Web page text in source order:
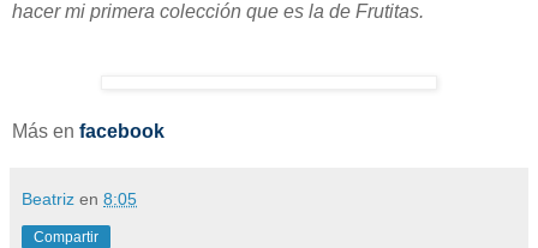
hacer mi primera colección que es la de Frutitas.
Más en facebook
Beatriz en 8:05
Compartir